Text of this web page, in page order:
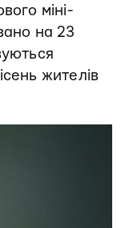
міні-
на 23
жителів